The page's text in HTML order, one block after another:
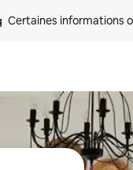
Certaines informations